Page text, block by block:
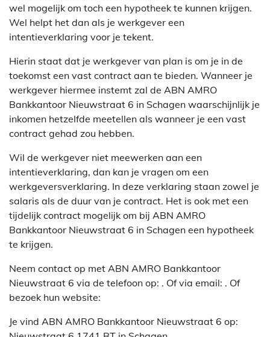
wel mogelijk om toch een hypotheek te kunnen krijgen.
Wel helpt het dan als je werkgever een
intentieverklaring voor je tekent.
Hierin staat dat je werkgever van plan is om je in de
toekomst een vast contract aan te bieden. Wanneer je
werkgever hiermee instemt zal de ABN AMRO
Bankkantoor Nieuwstraat 6 in Schagen waarschijnlijk je
inkomen hetzelfde meetellen als wanneer je een vast
contract gehad zou hebben.
Wil de werkgever niet meewerken aan een
intentieverklaring, dan kan je vragen om een
werkgeversverklaring. In deze verklaring staan zowel je
salaris als de duur van je contract. Het is ook met een
tijdelijk contract mogelijk om bij ABN AMRO
Bankkantoor Nieuwstraat 6 in Schagen een hypotheek
te krijgen.
Neem contact op met ABN AMRO Bankkantoor
Nieuwstraat 6 via de telefoon op: . Of via email: . Of
bezoek hun website:
Je vind ABN AMRO Bankkantoor Nieuwstraat 6 op: